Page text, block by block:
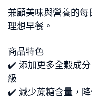
兼顧美味與營養的
理想早餐。
商品特色
✔️ 添加更多全穀成
級
✔️ 減少蔗糖含量，